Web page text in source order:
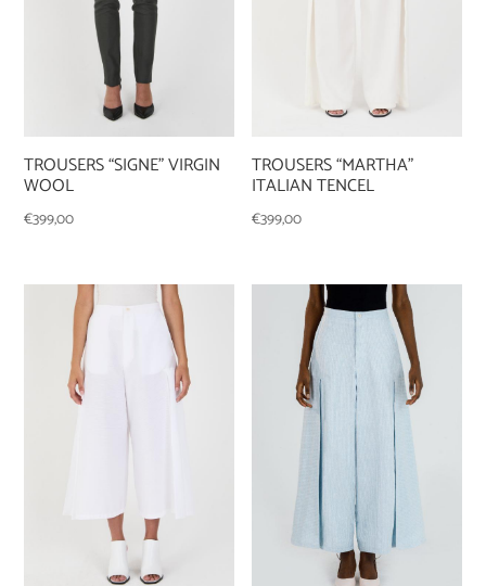
TROUSERS “SIGNE” VIRGIN
WOOL
€399,00
TROUSERS “MARTHA”
ITALIAN TENCEL
€399,00